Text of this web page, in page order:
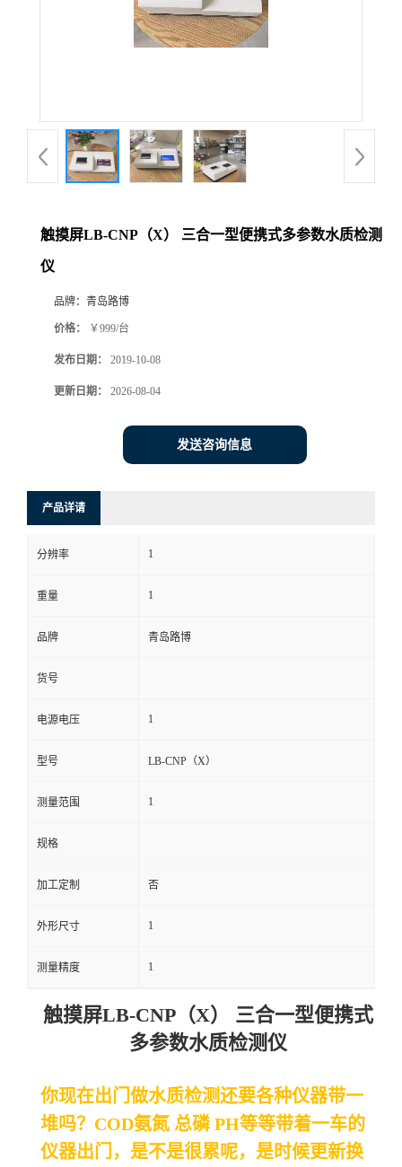
品
厅
系
方
式
触摸屏LB-CNP（X） 三合一型便携式多参数水质检测
仪
品牌： 青岛路博
价格： ￥999/台
发布日期： 2019-10-08
更新日期： 2026-08-04
发送咨询信息
产品详请
分辨率 1
重量 1
品牌 青岛路博
货号
电源电压 1
型号 LB-CNP（X）
测量范围 1
规格
加工定制 否
外形尺寸 1
测量精度 1
触摸屏LB-CNP（X） 三合一型便携式
多参数水质检测仪
你现在出门做水质检测还要各种仪器带一
堆吗？ COD氨氮 总磷PH等等带着一车的
仪器出门，是不是很累呢，是时候更新换